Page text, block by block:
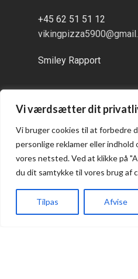
Vi værdsætter dit
Vi bruger cookies til at forbedre
personlige reklamer eller indhold
vores netsted. Ved at klikke på
du dit samtykke til vores brug af
Tilpas Afvise
+45 62 51 51 12
Smiley Rapport
Alle dage:
kl. 16:00 - 21:00